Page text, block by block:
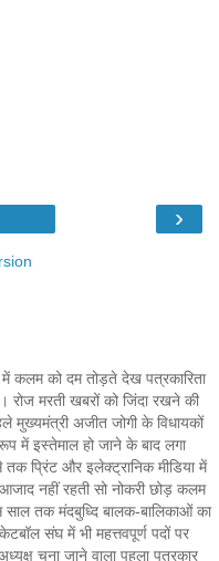
›
कलम को दम तोड़ते देख पत्रकारिता
रोज मरती खबरों को जिंदा रखने की
मुख्यमंत्री अजीत जोगी के विधायकों
में इस्तेमाल हो जाने के बाद लगा
प्रिंट और इलेक्ट्रानिक मीडिया में
नहीं रहती सो नोकरी छोड़ कलम
साल तक मंदबुध्दि बालक-बालिकाओं का
संघ में भी महत्तवपूर्ण पदों पर
चुना जाने वाला पहला पत्रकार